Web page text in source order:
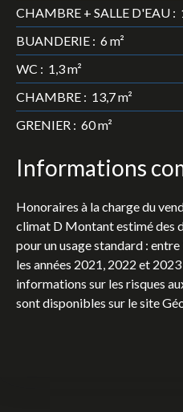
CHAMBRE + SALLE D'EAU :
BUANDERIE : 6 m²
WC : 1,3 m²
CHAMBRE : 13,7 m²
GRENIER : 60 m²
Informations
Honoraires à la charge du
climat D Montant estimé des
pour un usage standard :
les années 2021, 2022 et
informations sur les risques
sont disponibles sur le site